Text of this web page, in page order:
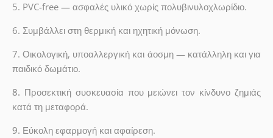
5. PVC-free — ασφαλές υλικό χωρίς πολυβινυλοχλωρίδιο.
6. Συμβάλλει στη θερμική και ηχητική μόνωση.
7. Οικολογική, υποαλλεργική και άοσμη — κατάλληλη και για
παιδικό δωμάτιο.
8. Προσεκτική συσκευασία που μειώνει τον κίνδυνο ζημιάς
κατά τη μεταφορά.
9. Εύκολη εφαρμογή και αφαίρεση.